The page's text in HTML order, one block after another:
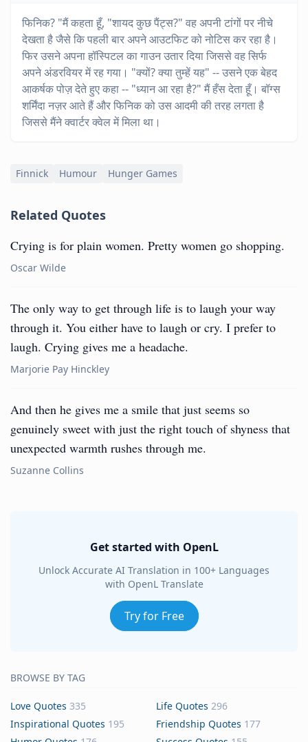
फिनिक? "मैं कहता हूँ, "शायद कुछ पैंट्स?" वह अपनी टांगों पर नीचे
देखता है जैसे कि पहली बार अपने आउटफिट को नोटिस कर रहा है।
फिर उसने अपना हॉस्पिटल का गाउन उतार दिया जिससे वह सिर्फ
अपने अंडरवियर में रह गया। "क्यों? क्या तुम्हें यह" -- उसने एक बेहद
आकर्षक पोज़ देते हुए कहा -- "ध्यान आ रहा है?" मैं हँस देता हूँ। बॉग्स
शर्मिंदा नज़र आते हैं और फिनिक को उस आदमी की तरह लगता है
जिससे मैंने क्वार्टर क्वेल में मिला था।
Finnick Humour Hunger Games
Related Quotes
Crying is for plain women. Pretty women go shopping.
Oscar Wilde
The only way to get through life is to laugh your way
through it. You either have to laugh or cry. I prefer to
laugh. Crying gives me a headache.
Marjorie Pay Hinckley
And then he gives me a smile that just seems so
genuinely sweet with just the right touch of shyness that
unexpected warmth rushes through me.
Suzanne Collins
Get started with OpenL
Unlock Accurate AI Translation in 100+ Languages
with OpenL Translate
Try for Free
BROWSE BY TAG
Love Quotes 335 Life Quotes 296
Inspirational Quotes 195 Friendship Quotes 177